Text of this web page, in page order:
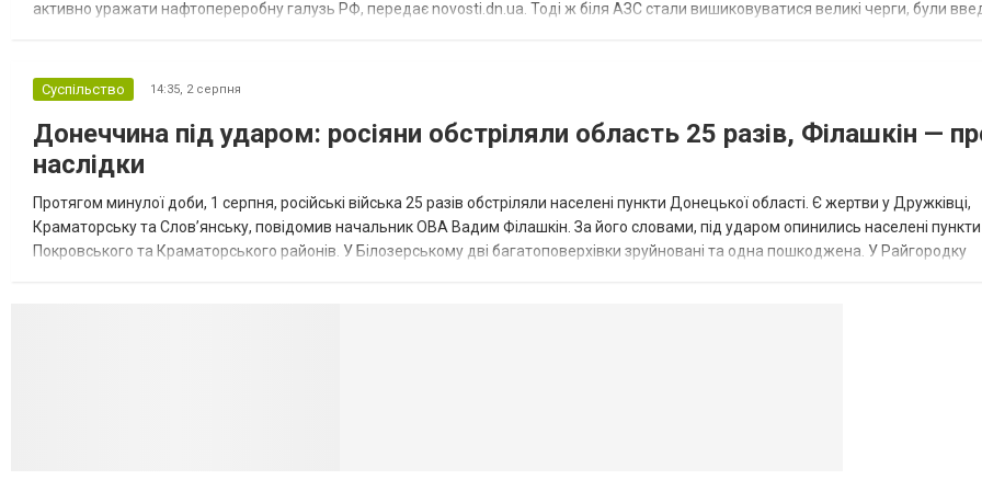
активно уражати нафтопереробну галузь РФ, передає novosti.dn.ua. Тоді ж біля АЗС стали вишиковуватися великі черги, були
Суспільство 14:35, 2 серпня
Донеччина під ударом: росіяни обстріляли область 25 разів, Філашкін —
наслідки
Протягом минулої доби, 1 серпня, російські війська 25 разів обстріляли населені пункти Донецької області. Є жертви у Дружківці,
Краматорську та Слов’янську, повідомив начальник ОВА Вадим Філашкін. За його словами, під ударом опинились населені пункти
Покровського та Краматорського районів. У Білозерському дві багатоповерхівки зруйновані та одна пошкоджена. У Райгородку